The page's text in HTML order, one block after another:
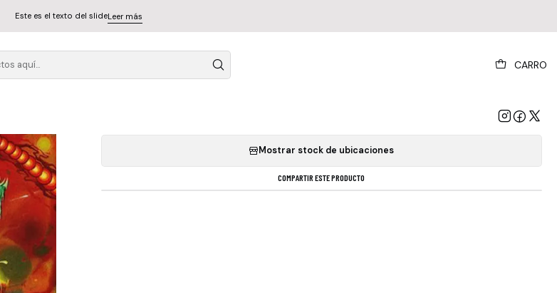
CARRO
Este es el texto del slideLeer más
Cd Mastodon - Una Vez Más Alrededor Del Sol - Importado
Mostrar stock de ubicaciones
COMPARTIR ESTE PRODUCTO